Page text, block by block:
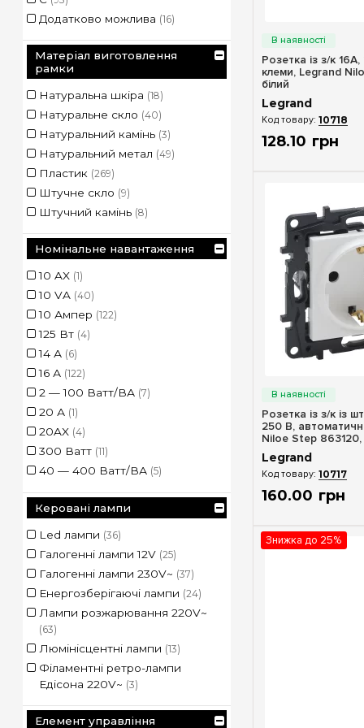
Розетка із з/к
клеми, Legrand
білий
Legrand
10718
128.10 грн
Розетка із з/к із
250 В,
Niloe Step 863120,
Legrand
10717
160.00 грн
Знижка до 25%
Помаранчевий пунктум
Рожевий(5)
Сірий(5)
Світла галька(5)
Світле дерево(5)
Сильвер пунктум (2)
Сливовий(3)
Слонова кістка(309)
Смальта біла глина
Смальта Кармін
Смальта Мока(4)
Сталевий(15)
Сталь(51)
Темне дерево
Темне дерево/Срібло
Темно-сірий(5)
Теракота
Титан(24)
Тоноване дерево
Фіолетова перкаль
Фактурна сталь
Фактурний алюміній
Червоний(5)
Чорна перкаль(4)
Чорне скло(5)
Чорний матовий
Шампань (5)
Шкіра (5)
Шкіра карамель
Шкіра Макіато
Шкіра Пурпур (3)
Додатково можлива (16)
Матеріал виготовлення
рамки
Натуральна шкіра (18)
Натуральне скло (40)
Натуральний камінь (3)
Натуральний метал (49)
Пластик (269)
Штучне скло (9)
Штучний камінь (8)
Номінальне навантаження
10 AX (1)
10 VA (40)
10 Ампер (122)
125 Вт (4)
14 А (6)
16 А (122)
2 — 100 Ватт/ВА (7)
20 А (1)
20AX (4)
300 Ватт (11)
40 — 400 Ватт/ВА (5)
400 Ватт(5)
500 Ватт(4)
6 AX
6 Ампер (38)
8 Ампер (1)
до 10 Ампер
Керовані лампи
Led лампи (36)
Галогенні лампи 12V (25)
Галогенні лампи 230V~ (37)
Енергозберігаючі лампи (24)
Лампи розжарювання 220V~
(63)
Люмінісцентні лампи (13)
Філаментні ретро-лампи
Едісона 220V~ (3)
Елемент управління